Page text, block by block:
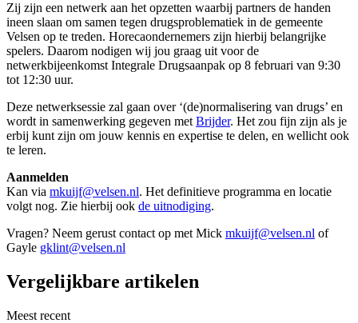
Zij zijn een netwerk aan het opzetten waarbij partners de handen
ineen slaan om samen tegen drugsproblematiek in de gemeente
Velsen op te treden. Horecaondernemers zijn hierbij belangrijke
spelers. Daarom nodigen wij jou graag uit voor de
netwerkbijeenkomst Integrale Drugsaanpak op 8 februari van 9:30
tot 12:30 uur.
Deze netwerksessie zal gaan over ‘(de)normalisering van drugs’ en
wordt in samenwerking gegeven met Brijder. Het zou fijn zijn als je
erbij kunt zijn om jouw kennis en expertise te delen, en wellicht ook
te leren.
Aanmelden
Kan via mkuijf@velsen.nl. Het definitieve programma en locatie
volgt nog. Zie hierbij ook de uitnodiging.
Vragen? Neem gerust contact op met Mick mkuijf@velsen.nl of
Gayle gklint@velsen.nl
Vergelijkbare artikelen
Meest recent